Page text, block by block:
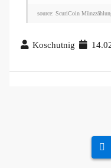
source: ScuriCoin
Koschutnig